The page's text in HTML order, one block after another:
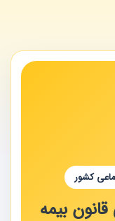
کشور
قانون بیمه